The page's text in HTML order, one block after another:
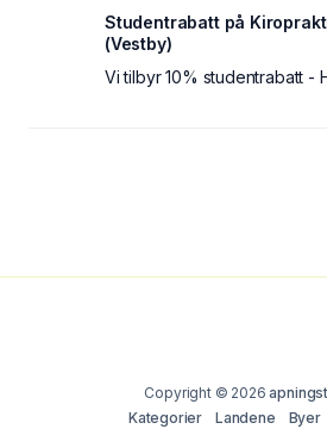
Studentrabatt på
(Vestby)
Vi tilbyr 10% studentrabatt -
Copyright © 2026
Kategorier
Landene Byer